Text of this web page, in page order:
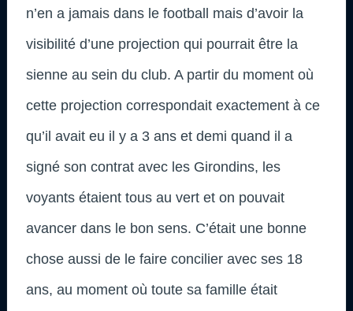
n’en a jamais dans le football mais d’avoir la
visibilité d’une projection qui pourrait être la
sienne au sein du club. A partir du moment où
cette projection correspondait exactement à ce
qu’il avait eu il y a 3 ans et demi quand il a
signé son contrat avec les Girondins, les
voyants étaient tous au vert et on pouvait
avancer dans le bon sens. C’était une bonne
chose aussi de le faire concilier avec ses 18
ans, au moment où toute sa famille était